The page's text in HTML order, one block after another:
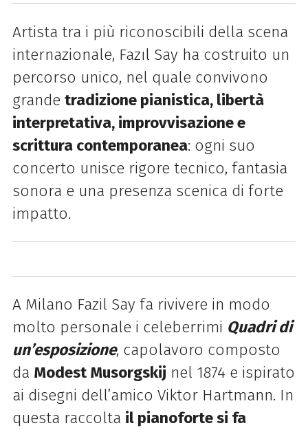
Artista tra i più riconoscibili della scena
internazionale, Fazıl Say ha costruito un
percorso unico, nel quale convivono
grande tradizione pianistica, libertà
interpretativa, improvvisazione e
scrittura contemporanea: ogni suo
concerto unisce rigore tecnico, fantasia
sonora e una presenza scenica di forte
impatto.
A Milano Fazil Say fa rivivere in modo
molto personale i celeberrimi Quadri di
un’esposizione, capolavoro composto
da Modest Musorgskij nel 1874 e ispirato
ai disegni dell’amico Viktor Hartmann. In
questa raccolta il pianoforte si fa